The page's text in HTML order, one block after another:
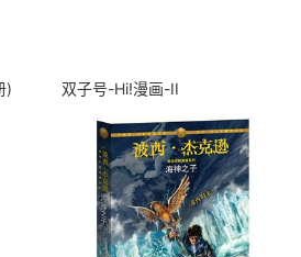
) 双子号-Hi!漫画-II